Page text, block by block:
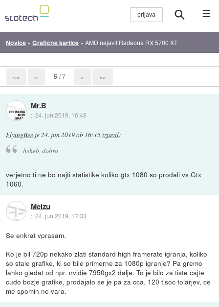
☰
Novice »Grafične kartice »AMD najavil Radeona RX 5700 XT
«« « 5 / 7 » »»
Mr.B
::24. jun 2019, 16:48
FlyingBee je24. jun 2019 ob 16:15izjavil:
heheh, dobra
verjetno ti ne bo najti statistike koliko gtx 1080 so prodali vs Gtx
1060.
Meizu
::24. jun 2019, 17:33
Se enkrat vprasam.
Ko je bil 720p nekako zlati standard high framerate igranja, koliko
so stale grafike, ki so bile primerne za 1080p igranje? Pa gremo
lahko gledat od npr. nvidie 7950gx2 dalje. To je bilo za tiste cajte
cudo bozje grafike, prodajalo se je pa za cca. 120 tisoc tolarjev, ce
me spomin ne vara.